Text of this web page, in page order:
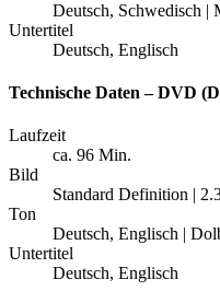
Deutsch, Schwedisch |
Untertitel
Deutsch, Englisch
Technische Daten – DVD
Laufzeit
ca. 96 Min.
Bild
Standard Definition |
Ton
Deutsch, Englisch |
Untertitel
Deutsch, Englisch